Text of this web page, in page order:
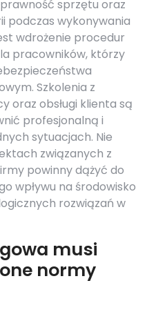
sprzętu oraz
podczas wykonywania
wdrożenie procedur
pracowników, którzy
Szkolenia z
oraz obsługi klienta są
profesjonalną i
sytuacjach. Nie
związanych z
powinny dążyć do
wpływu na środowisko
rozwiązań w
musi
normy